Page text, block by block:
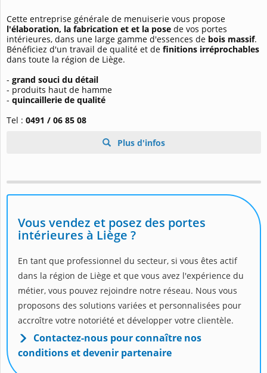
Cette entreprise générale de menuiserie vous propose
l'élaboration, la fabrication et et la pose de vos portes
intérieures, dans une large gamme d'essences de bois massif.
Bénéficiez d'un travail de qualité et de finitions irréprochables
dans toute la région de Liège.
- grand souci du détail
- produits haut de hamme
- quincaillerie de qualité
Tel : 0491 / 06 85 08
Plus d'infos
Vous vendez et posez des portes
intérieures à Liège ?
En tant que professionnel du secteur, si vous êtes actif
dans la région de Liège et que vous avez l'expérience du
métier, vous pouvez rejoindre notre réseau. Nous vous
proposons des solutions variées et personnalisées pour
accroître votre notoriété et développer votre clientèle.
Contactez-nous pour connaître nos
conditions et devenir partenaire